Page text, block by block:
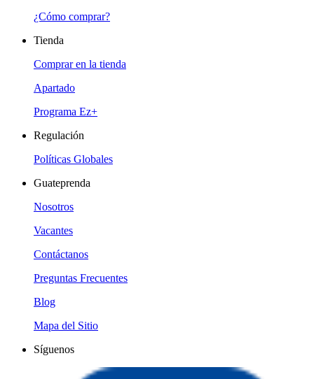
¿Cómo comprar?
Tienda
Comprar en la tienda
Apartado
Programa Ez+
Regulación
Políticas Globales
Guateprenda
Nosotros
Vacantes
Contáctanos
Preguntas Frecuentes
Blog
Mapa del Sitio
Síguenos